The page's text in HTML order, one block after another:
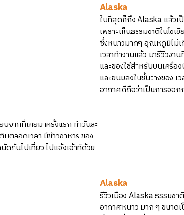
Alaska
ในที่สุดก็ถึง Alaska แล้วเ
เพราะเห็นธรรมชาติในโช
ซึ่งหนาวมากๆ อุณหภูมิไม่เ
เวลาทำงานแล้ว มารีวิวงา
และของใช้สำหรับบนเครื่
และขนมลงในชั้นวางของ
อากาศดีถือว่าเป็นการออก
จากที่เคยมาครั้งแรก ทำวันละ
ตลอดเวลา มีข้าวอาหาร ของ
ดกันไปเที่ยว ไปแฮ้งเอ้าท์ด้วย
Alaska
รีวิวเมือง Alaska ธรรมช
อากาศหนาว มาก ๆ ขนาด